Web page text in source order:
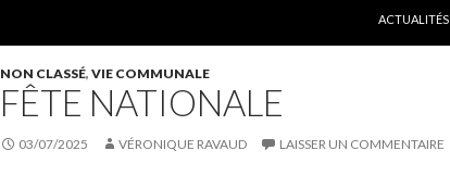
ACTUALITÉS
NON CLASSÉ, VIE COMMUNALE
FÊTE NATIONALE
03/07/2025 VÉRONIQUE RAVAUD LAISSER UN COMMENTAIRE